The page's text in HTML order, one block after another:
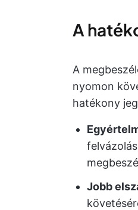
A
A
nyomon
hatékony
Jobb